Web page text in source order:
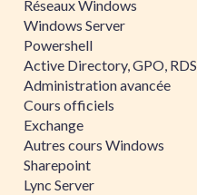
Réseaux Windows
Windows Server
Powershell
Active Directory, GPO, RDS
Administration avancée
Cours officiels
Exchange
Autres cours Windows
Sharepoint
Lync Server